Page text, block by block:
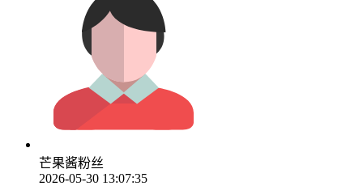
芒果酱粉丝
2026-05-30 13:07:35